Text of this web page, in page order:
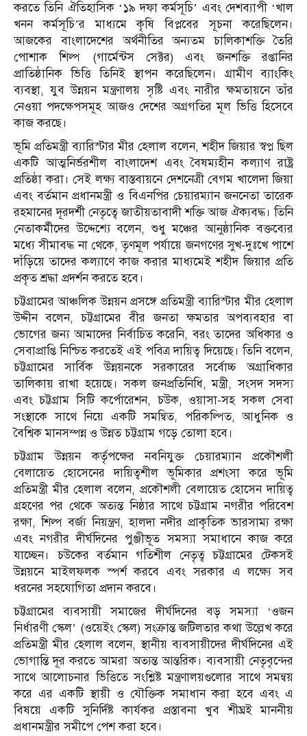
করতে তিনি ঐতিহাসিক ‘১৯ দফা কর্মসূচি’ এবং দেশব্যাপী ‘খাল
খনন কর্মসূচি’র মাধ্যমে কৃষি বিপ্লবের সূচনা করেছিলেন।
আজকের বাংলাদেশের অর্থনীতির অন্যতম চালিকাশক্তি তৈরি
পোশাক শিল্প (গার্মেন্টস সেক্টর) এবং জনশক্তি রপ্তানির
প্রাতিষ্ঠানিক ভিত্তি তিনিই স্থাপন করেছিলেন। গ্রামীণ ব্যাংকিং
ব্যবস্থা, যুব উন্নয়ন মন্ত্রণালয় সৃষ্টি এবং নারীর ক্ষমতায়নে তাঁর
নেওয়া পদক্ষেপসমূহ আজও দেশের অগ্রগতির মূল ভিত্তি হিসেবে
কাজ করছে।
ভূমি প্রতিমন্ত্রী ব্যারিস্টার মীর হেলাল বলেন, শহীদ জিয়ার স্বপ্ন ছিল
একটি আত্মনির্ভরশীল বাংলাদেশ এবং বৈষম্যহীন কল্যাণ রাষ্ট্র
প্রতিষ্ঠা করা। সেই লক্ষ্য বাস্তবায়নে দেশনেত্রী বেগম খালেদা জিয়া
এবং বর্তমান প্রধানমন্ত্রী ও বিএনপির চেয়ারম্যান জননেতা তারেক
রহমানের দূরদর্শী নেতৃত্বে জাতীয়তাবাদী শক্তি আজ ঐক্যবদ্ধ। তিনি
নেতাকর্মীদের উদ্দেশ্যে বলেন, শুধু মঞ্চের আনুষ্ঠানিক বক্তব্যের
মধ্যে সীমাবদ্ধ না থেকে, তৃণমূল পর্যায়ে জনগণের সুখ-দুঃখে পাশে
দাঁড়িয়ে তাদের কল্যাণে কাজ করার মাধ্যমেই শহীদ জিয়ার প্রতি
প্রকৃত শ্রদ্ধা প্রদর্শন করতে হবে।
চট্টগ্রামের আঞ্চলিক উন্নয়ন প্রসঙ্গে প্রতিমন্ত্রী ব্যারিস্টার মীর হেলাল
উদ্দীন বলেন, চট্টগ্রামের বীর জনতা ক্ষমতার অপব্যবহার বা
ভোগের জন্য আমাদের নির্বাচিত করেনি, বরং তাদের অধিকার ও
সেবাপ্রাপ্তি নিশ্চিত করতেই এই পবিত্র দায়িত্ব দিয়েছে। তিনি বলেন,
চট্টগ্রামের সার্বিক উন্নয়নকে সরকারের সর্বোচ্চ অগ্রাধিকার
তালিকায় রাখা হয়েছে। সকল জনপ্রতিনিধি, মন্ত্রী, সংসদ সদস্য
এবং চট্টগ্রাম সিটি কর্পোরেশন, চউক, ওয়াসা-সহ সকল সেবা
সংস্থাকে সাথে নিয়ে একটি সমন্বিত, পরিকল্পিত, আধুনিক ও
বৈশ্বিক মানসম্পন্ন ও উন্নত চট্টগ্রাম গড়ে তোলা হবে।
চট্টগ্রাম উন্নয়ন কর্তৃপক্ষের নবনিযুক্ত চেয়ারম্যান প্রকৌশলী
বেলায়েত হোসেনের দায়িত্বশীল ভূমিকার প্রশংসা করে ভূমি
প্রতিমন্ত্রী মীর হেলাল বলেন, প্রকৌশলী বেলায়েত হোসেন দায়িত্ব
গ্রহণের পর থেকে অত্যন্ত নিষ্ঠার সাথে চট্টগ্রাম নগরীর পরিবেশ
রক্ষা, শিল্প বর্জ্য নিয়ন্ত্রণ, হালদা নদীর প্রাকৃতিক ভারসাম্য রক্ষা
এবং নগরীর দীর্ঘদিনের পুঞ্জীভূত সমস্যা সমাধানে কাজ করে
যাচ্ছেন। চউকের বর্তমান গতিশীল নেতৃত্ব চট্টগ্রামের টেকসই
উন্নয়নে মাইলফলক স্পর্শ করবে এবং সরকার এ লক্ষ্যে সব
ধরনের সহযোগিতা প্রদান করবে।
চট্টগ্রামের ব্যবসায়ী সমাজের দীর্ঘদিনের বড় সমস্যা ‘ওজন
নির্ধারণী স্কেল’ (ওয়েইং স্কেল) সংক্রান্ত জটিলতার কথা উল্লেখ করে
প্রতিমন্ত্রী মীর হেলাল বলেন, স্থানীয় ব্যবসায়ীদের দীর্ঘদিনের এই
ভোগান্তি দূর করতে আমরা অত্যন্ত আন্তরিক। ব্যবসায়ী নেতৃবৃন্দের
সাথে আলোচনার ভিত্তিতে সংশ্লিষ্ট মন্ত্রণালয়গুলোর সাথে সমন্বয়
করে এর একটি স্থায়ী ও যৌক্তিক সমাধান করা হবে এবং এ
বিষয়ে একটি সুনির্দিষ্ট কার্যকর প্রস্তাবনা খুব শীঘ্রই মাননীয়
প্রধানমন্ত্রীর সমীপে পেশ করা হবে।